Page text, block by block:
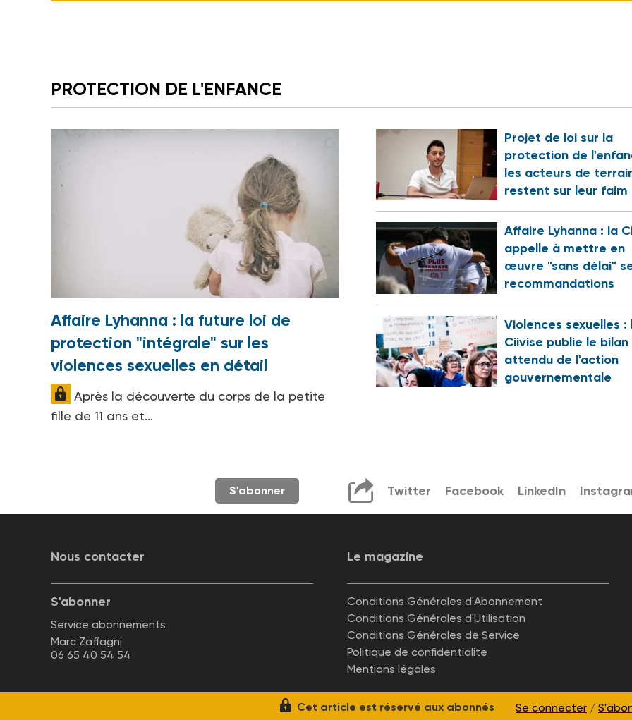
Cet article est réservé aux abonnés Se connecter /
PROTECTION DE L'ENFANCE
Affaire Lyhanna : la future loi de
protection "intégrale" sur les
violences sexuelles en détail
Après la découverte du corps de la petite
fille de 11 ans et...
Projet de loi sur la
protection de
les acteurs de
restent sur leur faim
Affaire Lyhanna : la
appelle à mettre en
œuvre "sans délai"
recommandations
Violences sexuelles :
Ciivise publie le
attendu de l'action
gouvernementale
S'abonner Twitter Facebook LinkedIn
Nous contacter Le magazine
S'abonner
Service abonnements
Marc Zaffagni
06 65 40 54 54
Conditions Générales d'Abonnement
Conditions Générales d'Utilisation
Conditions Générales de Service
Politique de confidentialite
Mentions légales